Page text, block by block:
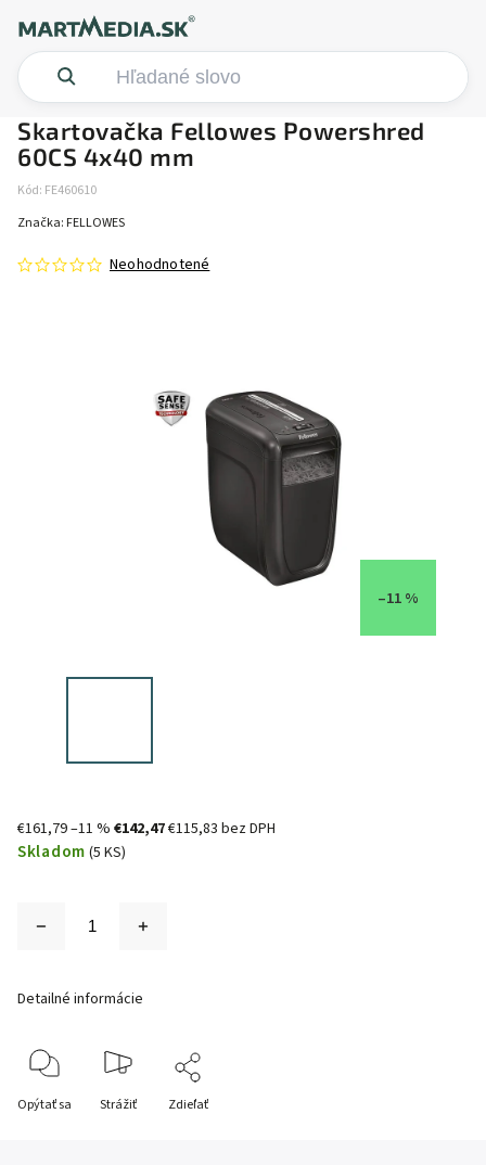
Skartovačka Fellowes Powershred
60CS 4x40 mm
Kód: FE460610
Neohodnotené
Značka: FELLOWES
–11 %
€161,79–11 % €142,47€115,83 bez DPH
Skladom (5 KS)
Detailné informácie
Opýtať sa Strážiť Zdieľať